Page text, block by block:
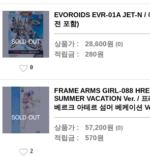
EVOROIDS EVR-01A JET-N /
전 포함)
상품가 : 28,600원 (0)
적립금 : 280원
0
FRAME ARMS GIRL-088
SUMMER VACATION Ver. /
베르크 아테르 섬머 베케이션
상품가 : 57,200원 (0)
적립금 : 570원
2